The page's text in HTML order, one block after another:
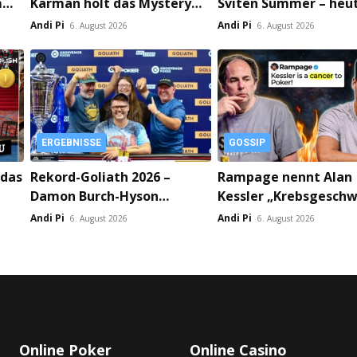
Bounty, Cinca triumphiert
Andi Pi 6. August 2026
startet das Summer
Andi Pi 6. August 2026
ERGEBNISSE
Rekord-Goliath 2026 –
Damon Burch-Hyson
gewinnt £365.520 im
Andi Pi 6. August 2026
GOSSIP
Rampage nennt Alan
Kessler
Pokerbranche“ –
Andi Pi 6. August 2026
Online Poker Online Casino